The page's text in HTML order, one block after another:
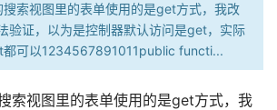
索视图里的表单使用的是get方式，我改
验证，以为是控制器默认访问是get，实际
可以1234567891011public functi...
索视图里的表单使用的是get方式，我